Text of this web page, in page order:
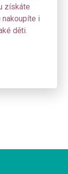
získáte
nakoupíte i
děti.